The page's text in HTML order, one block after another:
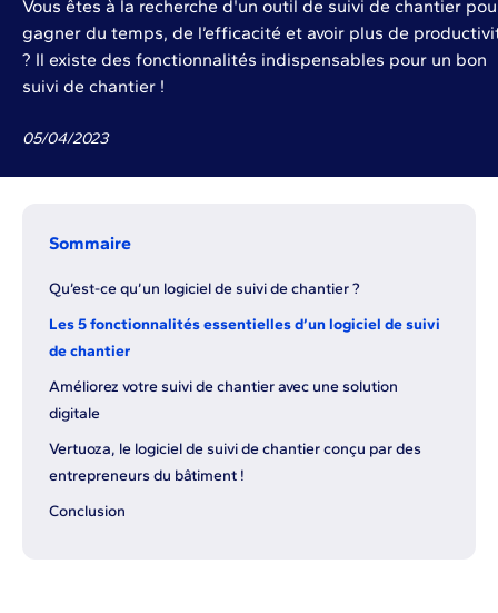
Vous êtes à la recherche d'un outil de suivi de chantier
gagner du temps, de l’efficacité et avoir plus de
? Il existe des fonctionnalités indispensables pour un bon
suivi de chantier !
05/04/2023
Sommaire
Qu’est-ce qu’un logiciel de suivi de chantier ?
Les 5 fonctionnalités essentielles d’un logiciel de suivi
de chantier
Améliorez votre suivi de chantier avec une solution
digitale
Vertuoza, le logiciel de suivi de chantier conçu par des
entrepreneurs du bâtiment !
Conclusion